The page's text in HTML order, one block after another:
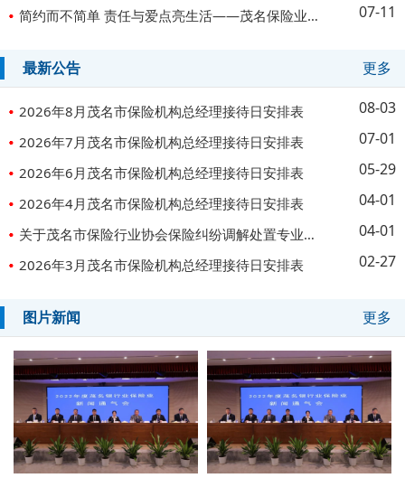
简约而不简单 责任与爱点亮生活——茂名保险业开展2025年“7·8”全国保险公众宣传日活动 07-11
更多
最新公告
2026年8月茂名市保险机构总经理接待日安排表 08-03
2026年7月茂名市保险机构总经理接待日安排表 07-01
2026年6月茂名市保险机构总经理接待日安排表 05-29
2026年4月茂名市保险机构总经理接待日安排表 04-01
关于茂名市保险行业协会保险纠纷调解处置专业委员会调解职能移交的公告 04-01
2026年3月茂名市保险机构总经理接待日安排表 02-27
更多
图片新闻